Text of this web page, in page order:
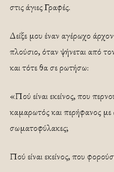
στις άγιες Γραφές.
Δείξε μου έναν αγέρωχο
πλούσιο, όταν ψήνεται από
και τότε θα σε ρωτήσω:
«Πού είναι εκείνος, που
καμαρωτός και περήφανος με
σωματοφύλακες;
Πού είναι εκείνος, που